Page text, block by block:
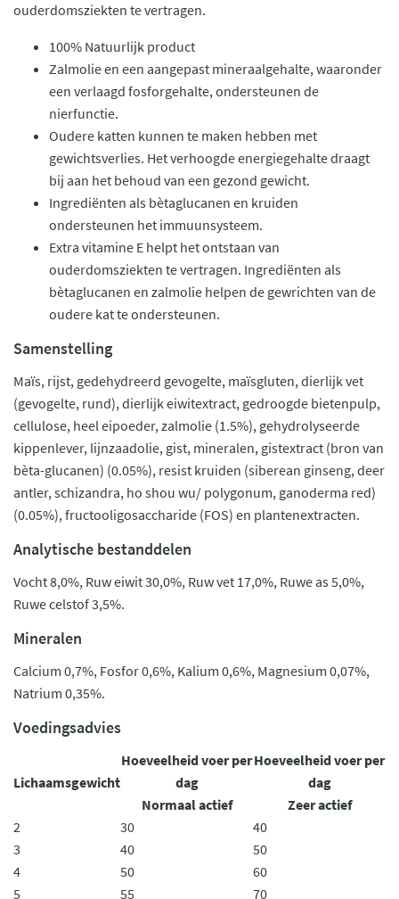
ouderdomsziekten te vertragen.
100% Natuurlijk product
Zalmolie en een aangepast mineraalgehalte, waaronder
een verlaagd fosforgehalte, ondersteunen de
nierfunctie.
Oudere katten kunnen te maken hebben met
gewichtsverlies. Het verhoogde energiegehalte draagt
bij aan het behoud van een gezond gewicht.
Ingrediënten als bètaglucanen en kruiden
ondersteunen het immuunsysteem.
Extra vitamine E helpt het ontstaan van
ouderdomsziekten te vertragen. Ingrediënten als
bètaglucanen en zalmolie helpen de gewrichten van de
oudere kat te ondersteunen.
Samenstelling
Maïs, rijst, gedehydreerd gevogelte, maïsgluten, dierlijk vet
(gevogelte, rund), dierlijk eiwitextract, gedroogde bietenpulp,
cellulose, heel eipoeder, zalmolie (1.5%), gehydrolyseerde
kippenlever, lijnzaadolie, gist, mineralen, gistextract (bron van
bèta-glucanen) (0.05%), resist kruiden (siberean ginseng, deer
antler, schizandra, ho shou wu/ polygonum, ganoderma red)
(0.05%), fructooligosaccharide (FOS) en plantenextracten.
Analytische bestanddelen
Vocht 8,0%, Ruw eiwit 30,0%, Ruw vet 17,0%, Ruwe as 5,0%,
Ruwe celstof 3,5%.
Mineralen
Calcium 0,7%, Fosfor 0,6%, Kalium 0,6%, Magnesium 0,07%,
Natrium 0,35%.
Voedingsadvies
Lichaamsgewicht
Hoeveelheid voer per
dag
Normaal actief
Hoeveelheid voer per
dag
Zeer actief
2
30
40
3
40
50
4
50
60
5
55 70